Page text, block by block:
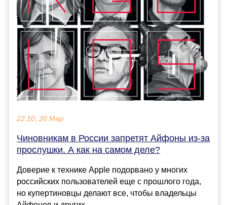
22:10, 20 Мар
Чиновникам в России запретят Айфоны из-за
прослушки. А как на самом деле?
Доверие к технике Apple подорвано у многих
российских пользователей еще с прошлого года,
но купертиновцы делают все, чтобы владельцы